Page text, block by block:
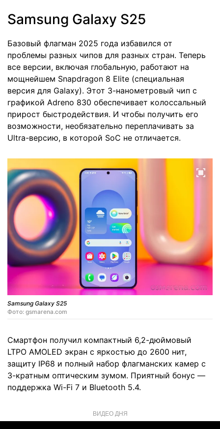
Samsung Galaxy S25
Базовый флагман 2025 года избавился от
проблемы разных чипов для разных стран. Теперь
все версии, включая глобальную, работают на
мощнейшем Snapdragon 8 Elite (специальная
версия для Galaxy). Этот 3-нанометровый чип с
графикой Adreno 830 обеспечивает колоссальный
прирост быстродействия. И чтобы получить его
возможности, необязательно переплачивать за
Ultra-версию, в которой SoC не отличается.
Samsung Galaxy S25
Фото: gsmarena.com
Смартфон получил компактный 6,2-дюймовый
LTPO AMOLED экран с яркостью до 2600 нит,
защиту IP68 и полный набор флагманских камер с
3-кратным оптическим зумом. Приятный бонус —
поддержка Wi-Fi 7 и Bluetooth 5.4.
ВИДЕО ДНЯ